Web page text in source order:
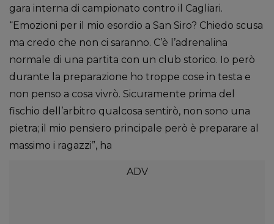
gara interna di campionato contro il Cagliari.
“Emozioni per il mio esordio a San Siro? Chiedo scusa
ma credo che non ci saranno. C’è l’adrenalina
normale di una partita con un club storico. Io però
durante la preparazione ho troppe cose in testa e
non penso a cosa vivrò. Sicuramente prima del
fischio dell’arbitro qualcosa sentirò, non sono una
pietra; il mio pensiero principale però è preparare al
massimo i ragazzi”, ha